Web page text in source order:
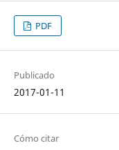
PDF
Publicado
2017-01-11
Cómo citar